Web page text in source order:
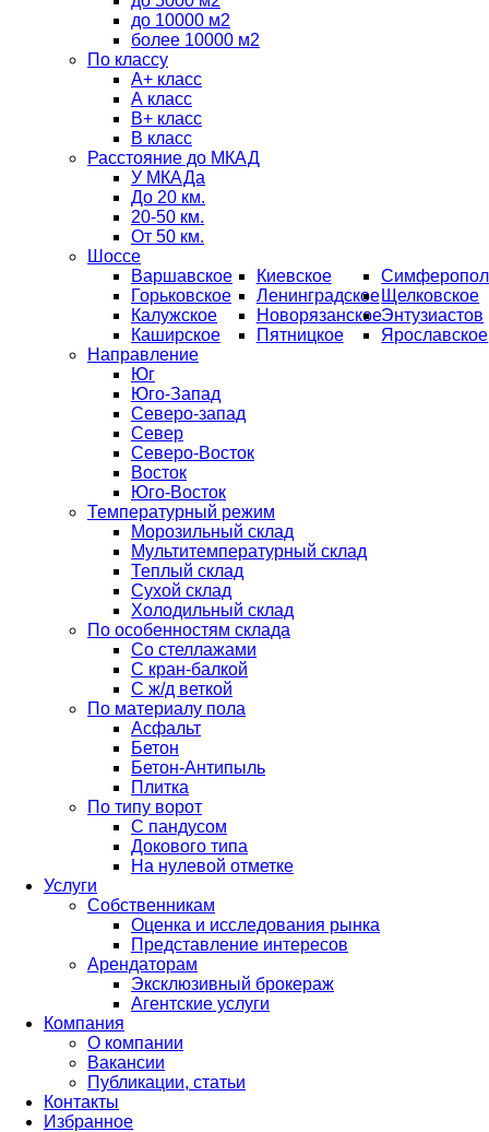
до 10000 м2
более 10000 м2
По классу
A+ класс
А класс
В+ класс
B класс
Расстояние до МКАД
У МКАДа
До 20 км.
20-50 км.
От 50 км.
Шоссе
Варшавское
Горьковское
Калужское
Каширское
Киевское
Ленинградское
Новорязанское
Пятницкое
Щелковское
Энтузиастов
Ярославское
Направление
Юг
Юго-Запад
Северо-запад
Север
Северо-Восток
Восток
Юго-Восток
Температурный режим
Морозильный склад
Мультитемпературный склад
Теплый склад
Сухой склад
Холодильный склад
По особенностям склада
Со стеллажами
С кран-балкой
С ж/д веткой
По материалу пола
Асфальт
Бетон
Бетон-Антипыль
Плитка
По типу ворот
С пандусом
Докового типа
На нулевой отметке
Услуги
Собственникам
Оценка и исследования рынка
Представление интересов
Арендаторам
Эксклюзивный брокераж
Агентские услуги
Компания
О компании
Вакансии
Публикации, статьи
Контакты
Избранное